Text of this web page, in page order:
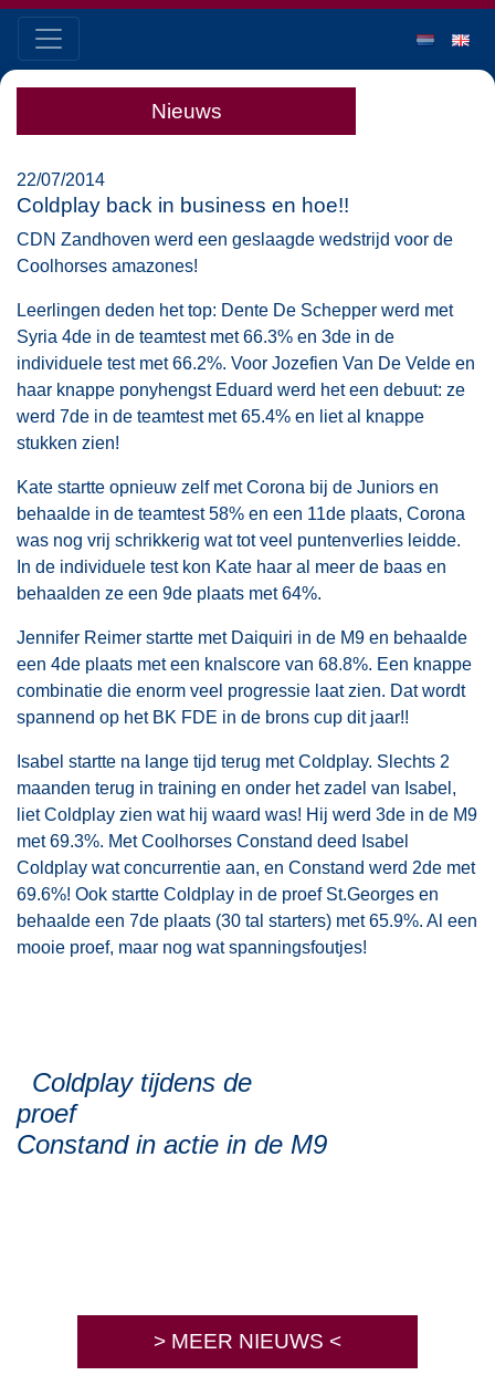
Nieuws
22/07/2014
Coldplay back in business en hoe!!
CDN Zandhoven werd een geslaagde wedstrijd voor de
Coolhorses amazones!
Leerlingen deden het top: Dente De Schepper werd met
Syria 4de in de teamtest met 66.3% en 3de in de
individuele test met 66.2%. Voor Jozefien Van De Velde en
haar knappe ponyhengst Eduard werd het een debuut: ze
werd 7de in de teamtest met 65.4% en liet al knappe
stukken zien!
Kate startte opnieuw zelf met Corona bij de Juniors en
behaalde in de teamtest 58% en een 11de plaats, Corona
was nog vrij schrikkerig wat tot veel puntenverlies leidde.
In de individuele test kon Kate haar al meer de baas en
behaalden ze een 9de plaats met 64%.
Jennifer Reimer startte met Daiquiri in de M9 en behaalde
een 4de plaats met een knalscore van 68.8%. Een knappe
combinatie die enorm veel progressie laat zien. Dat wordt
spannend op het BK FDE in de brons cup dit jaar!!
Isabel startte na lange tijd terug met Coldplay. Slechts 2
maanden terug in training en onder het zadel van Isabel,
liet Coldplay zien wat hij waard was! Hij werd 3de in de M9
met 69.3%. Met Coolhorses Constand deed Isabel
Coldplay wat concurrentie aan, en Constand werd 2de met
69.6%! Ook startte Coldplay in de proef St.Georges en
behaalde een 7de plaats (30 tal starters) met 65.9%. Al een
mooie proef, maar nog wat spanningsfoutjes!
Coldplay tijdens de
Constand in actie in de M9
> MEER NIEUWS <